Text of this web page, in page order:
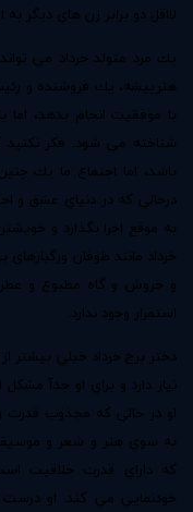
لااقل دو برابر زن هاي ديگر به
يك مرد متولد خرداد مي
هنرپيشه، يك فروشنده و
با موفقيت انجام بدهد،
شناخته مي شود. فكر نكنيد
باشد، اما اجتماع ما يك
درحالي كه در دنياي عشق و
به موقع اجرا بگذارد و
خرداد مانند طوفان
و خروش و گاه مطبوع و عطر
استمرار وجود ندارد.
دختر برج خرداد خيلي
نياز دارد و براي او جدآ
او در حالي كه مجذوب
به سوي هنر و شعر و
كه داراي قدرت خلاقيت
خودنمايي مي كند. او